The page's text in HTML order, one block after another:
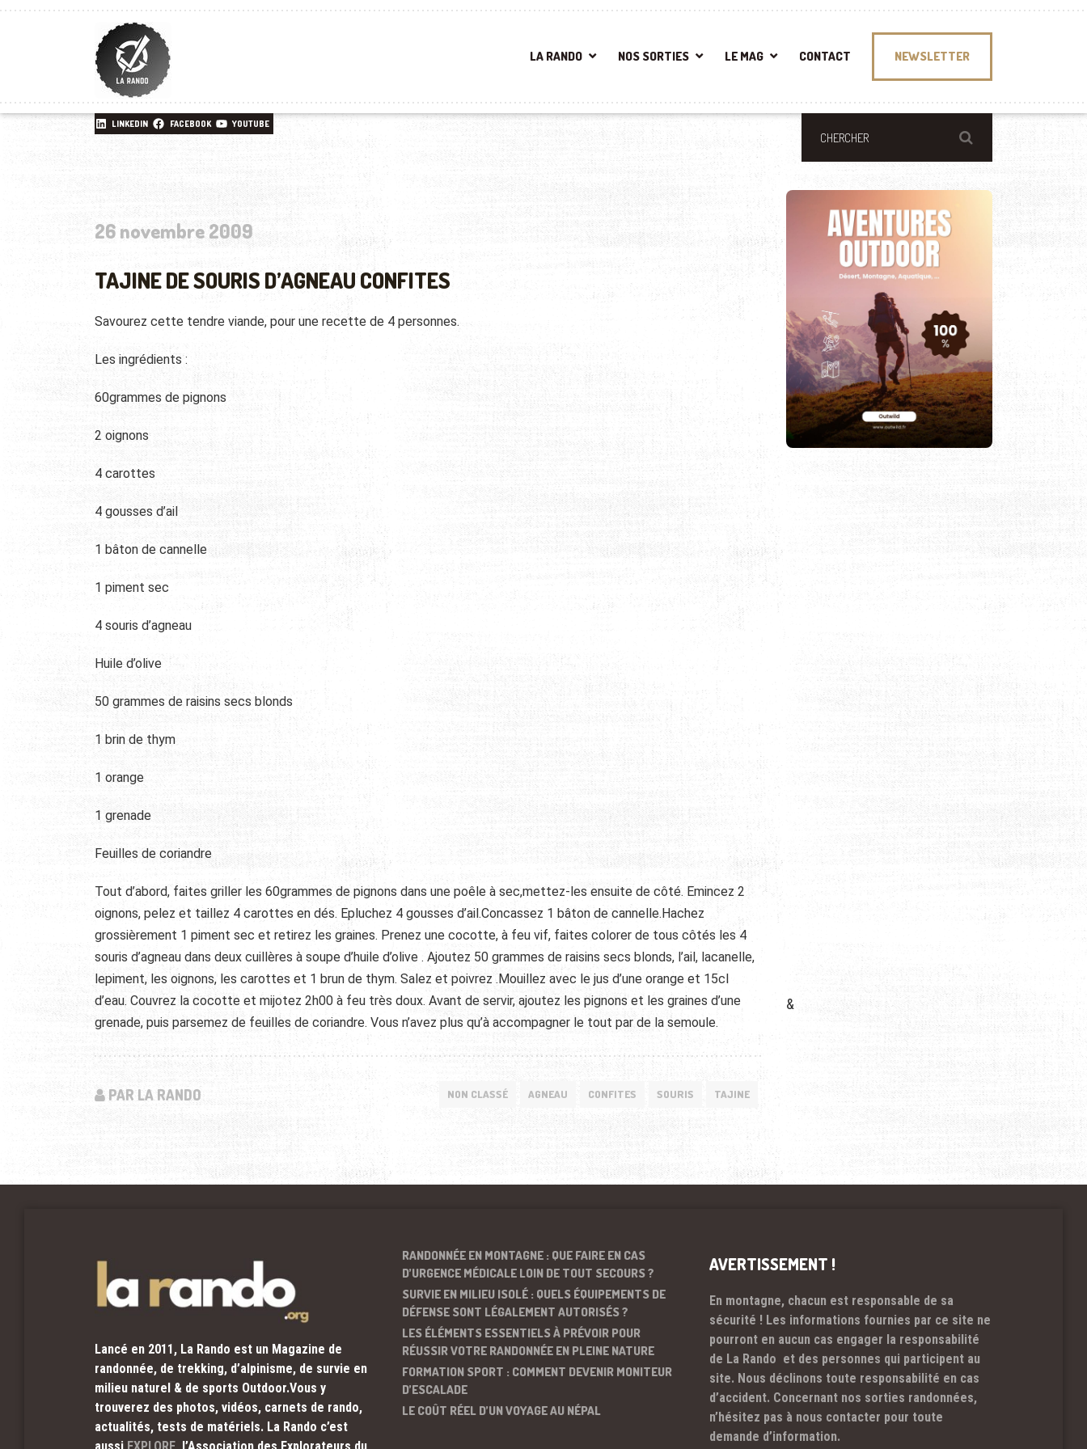
LA RANDO NOS SORTIES LE MAG CONTACT NEWSLETTER
LINKEDIN FACEBOOK YOUTUBE
26 novembre 2009
TAJINE DE SOURIS D’AGNEAU CONFITES
Savourez cette tendre viande, pour une recette de 4 personnes.
Les ingrédients :
60grammes de pignons
2 oignons
4 carottes
4 gousses d’ail
1 bâton de cannelle
1 piment sec
4 souris d’agneau
Huile d’olive
50 grammes de raisins secs blonds
1 brin de thym
1 orange
1 grenade
Feuilles de coriandre
Tout d’abord, faites griller les 60grammes de pignons dans une poêle à sec,mettez-les ensuite de côté. Emincez 2
oignons, pelez et taillez 4 carottes en dés. Epluchez 4 gousses d’ail.Concassez 1 bâton de cannelle.Hachez
grossièrement 1 piment sec et retirez les graines. Prenez une cocotte, à feu vif, faites colorer de tous côtés les 4
souris d’agneau dans deux cuillères à soupe d’huile d’olive . Ajoutez 50 grammes de raisins secs blonds, l’ail, lacanelle,
lepiment, les oignons, les carottes et 1 brun de thym. Salez et poivrez .Mouillez avec le jus d’une orange et 15cl
d’eau. Couvrez la cocotte et mijotez 2h00 à feu très doux. Avant de servir, ajoutez les pignons et les graines d’une
grenade, puis parsemez de feuilles de coriandre. Vous n’avez plus qu’à accompagner le tout par de la semoule.
PAR LA RANDO NON CLASSÉ AGNEAU CONFITES SOURIS TAJINE
&
Lancé en 2011, La Rando est un Magazine de
randonnée, de trekking, d’alpinisme, de survie en
milieu naturel & de sports Outdoor.Vous y
trouverez des photos, vidéos, carnets de rando,
actualités, tests de matériels. La Rando c’est
aussi EXPLORE , l’Association des Explorateurs du
RANDONNÉE EN MONTAGNE : QUE FAIRE EN CAS
D’URGENCE MÉDICALE LOIN DE TOUT SECOURS ?
SURVIE EN MILIEU ISOLÉ : QUELS ÉQUIPEMENTS DE
DÉFENSE SONT LÉGALEMENT AUTORISÉS ?
LES ÉLÉMENTS ESSENTIELS À PRÉVOIR POUR
RÉUSSIR VOTRE RANDONNÉE EN PLEINE NATURE
FORMATION SPORT : COMMENT DEVENIR MONITEUR
D’ESCALADE
LE COÛT RÉEL D’UN VOYAGE AU NÉPAL
AVERTISSEMENT !
En montagne, chacun est responsable de sa
sécurité ! Les informations fournies par ce site ne
pourront en aucun cas engager la responsabilité
de La Rando et des personnes qui participent au
site. Nous déclinons toute responsabilité en cas
d’accident. Concernant nos sorties randonnées,
n’hésitez pas à nous contacter pour toute
demande d’information.